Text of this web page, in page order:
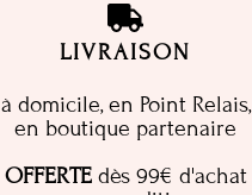
LIVRAISON
à domicile, en Point Relais,
en boutique partenaire
OFFERTEdès 99€ d'achat